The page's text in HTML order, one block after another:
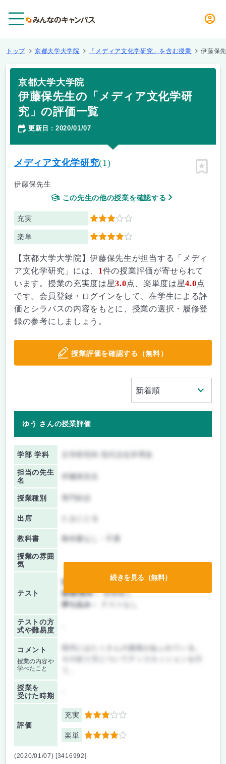
トップ 京都大学大学院 「メディア文化学研究」を含む授業 伊藤保
京都大学大学院
伊藤保先生の「メディア文化学研
究」の評価一覧
更新日 ： 2020/01/07
メディア文化学研究(1)
伊藤保先生
この先生の他の授業を確認する
充実 3
楽単 4
ピン留
【京都大学大学院】伊藤保先生が担当する「メディ
ア文化学研究」には、 1件の授業評価が寄せられて
います。授業の充実度は星3.0点、楽単度は星4.0点
です。会員登録・ログインをして、在学生による評
価とシラバスの内容をもとに、授業の選択・履修登
録の参考にしましょう。
授業評価を確認する（無料）
ゆう さんの授業評価
学部 学科
担当の先生
名
伊藤保先生
授業種別
出席
教科書 教科書なし・不要
授業の雰囲
気
テスト
前期/中間：
レポートのみ
後期/期末：授業無し
持ち込み：
テストの方
式や難易度
コメント
授業の内容や
学べたこと
現代にはたくさんの漫画があふれている。
授業を
受けた時期
評価
充実 3
楽単 4
続きを見る（無料）
(2020/01/07) [3416992]